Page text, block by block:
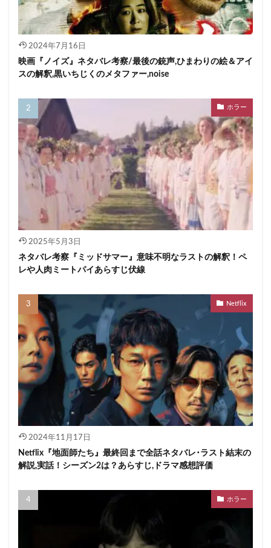
2024年7月16日
映画『ノイズ』ネタバレ考察/最後の銃声,ひまわりの絵＆アイ
スの解釈,黒いちじくのメタファー,noise
ホラー
2025年5月3日
ネタバレ考察『ミッドサマー』意味不明なラストの解釈！ペ
レや人肉ミートパイあらすじ伏線
Netflix
2024年11月17日
Netflix『地面師たち』最終回まで全話ネタバレ･ラスト結末の
解説,実話！シーズン2は？あらすじ,ドラマ感想評価
ホラー